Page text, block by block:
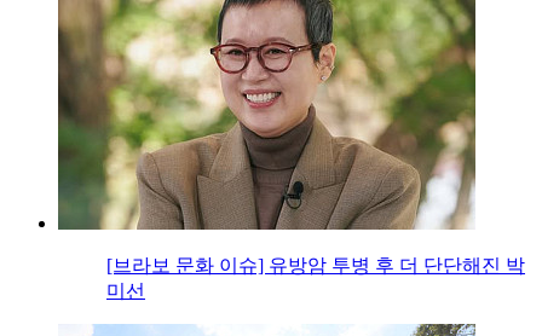
[브라보 문화 이슈] 유방암 투병 후 더 단단해진 박
미선